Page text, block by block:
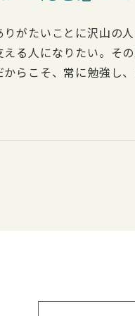
がたいことに沢山の
る人になりたい。そ
らこそ、常に勉強し